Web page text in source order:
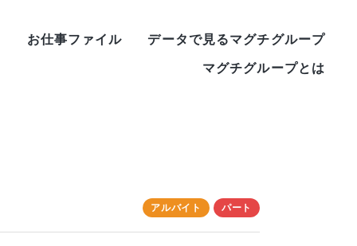
お仕事ファイル データで見るマグチグループ
マグチグループとは
アルバイト パート